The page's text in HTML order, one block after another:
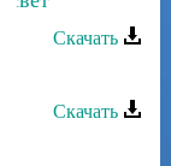
Скачать
Скачать